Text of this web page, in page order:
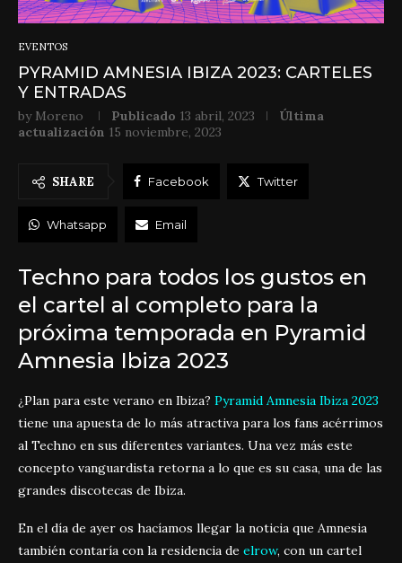
EVENTOS
PYRAMID AMNESIA IBIZA 2023: CARTELES
Y ENTRADAS
by Moreno Publicado 13 abril, 2023
Última
actualización 15 noviembre, 2023
SHARE Facebook Twitter
Whatsapp Email
Techno para todos los gustos en
el cartel al completo para la
próxima temporada en Pyramid
Amnesia Ibiza 2023
¿Plan para este verano en Ibiza? Pyramid Amnesia Ibiza 2023
tiene una apuesta de lo más atractiva para los fans acérrimos
al Techno en sus diferentes variantes. Una vez más este
concepto vanguardista retorna a lo que es su casa, una de las
grandes discotecas de Ibiza.
En el día de ayer os hacíamos llegar la noticia que Amnesia
también contaría con la residencia de elrow, con un cartel